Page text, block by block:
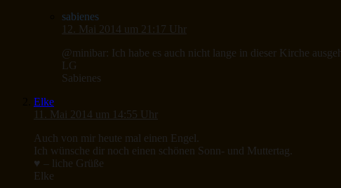
sabienes
12. Mai 2014 um 21:17 Uhr
@minibar: Ich habe es auch nicht lange in dieser Kirche
LG
Sabienes
Elke
11. Mai 2014 um 14:55 Uhr
Auch von mir heute mal einen Engel.
Ich wünsche dir noch einen schönen Sonn- und Muttertag.
♥ – liche Grüße
Elke